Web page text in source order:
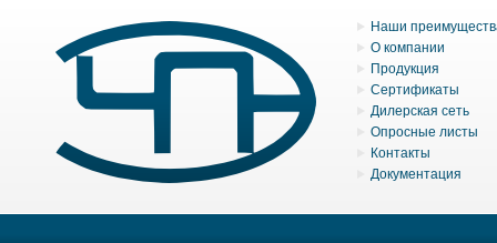
Наши
О компании
Продукция
Сертификаты
Дилерская сеть
Опросные листы
Контакты
Документация